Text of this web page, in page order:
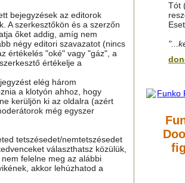
bejegyzések az editorok
A szerkesztőkön és a szerzőn
őket addig, amíg nem
négy editori szavazatot (nincs
értékelés "oké" vagy "gáz", a
értékelje a
elég három
a klotyón ahhoz, hogy
kerüljön ki az oldalra (azért
még egyszer
tetszésedet/nemtetszésedet
választhatsz közülük,
felelne meg az alábbi
akkor lehúzhatod a
Tót